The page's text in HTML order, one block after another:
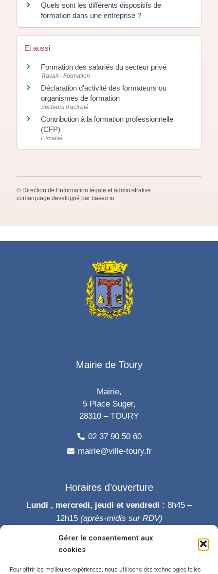
Gérer le consentement aux
cookies
Pour offrir les meilleures expériences, nous utilisons des technologies telles
Quels sont les différents dispositifs de
formation dans une entreprise ?
Et aussi
Formation des salariés du secteur privé
Travail - Formation
Déclaration d'activité des formateurs ou
organismes de formation
Secteurs d'activité
Contribution à la formation professionnelle
(CFP)
Fiscalité
© Direction de l'information légale et administrative
comarquage developpé par baseo.io
Mairie de Toury
Mairie,
5 Place Suger,
28310 – TOURY
02 37 90 50 60
mairie@ville-toury.fr
Horaires d’ouverture
Lundi , mercredi, jeudi et vendredi : 8h45 –
12h15 (après-midis sur RDV)